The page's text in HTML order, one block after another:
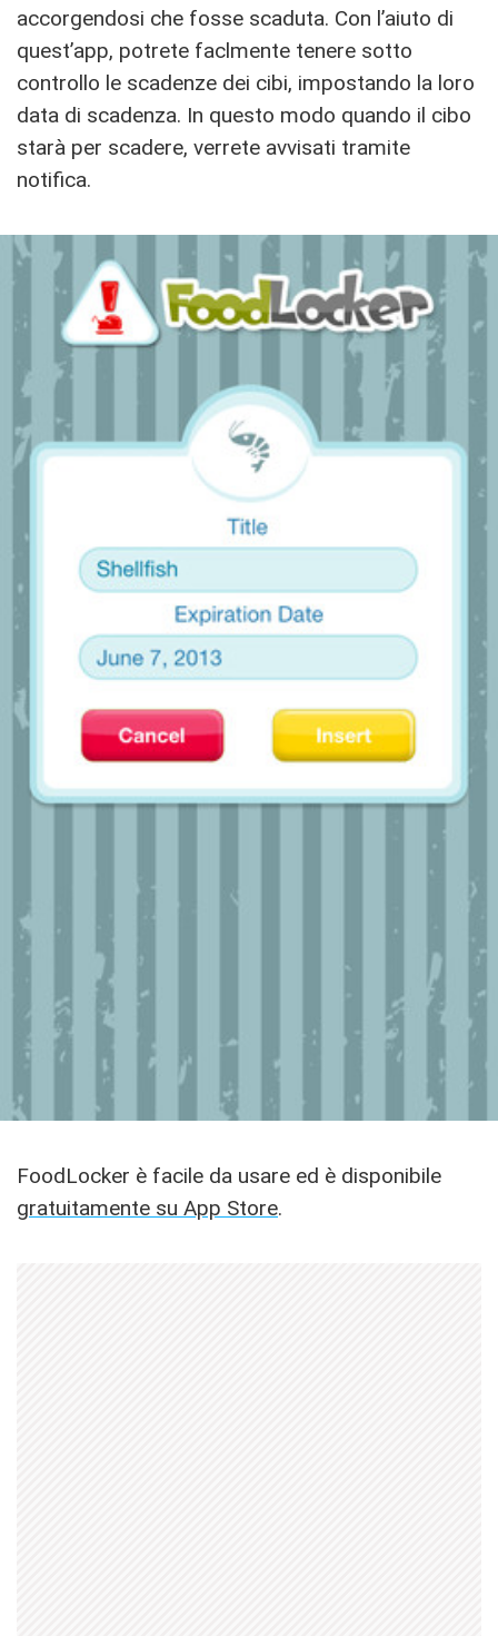
accorgendosi che fosse scaduta. Con l’aiuto di
quest’app, potrete faclmente tenere sotto
controllo le scadenze dei cibi, impostando la loro
data di scadenza. In questo modo quando il cibo
starà per scadere, verrete avvisati tramite
notifica.
FoodLocker è facile da usare ed è disponibile
gratuitamente su App Store.